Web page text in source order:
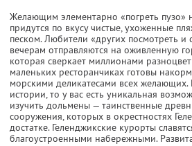
Желающим элементарно «погреть пузо»
придутся по вкусу чистые, ухоженные
песком. Любители «других посмотреть и
вечерам отправляются на оживленную
которая сверкает миллионами
маленьких ресторанчиках готовы
морскими деликатесами всех
истории, то у вас есть уникальная
изучить дольмены — таинственные
сооружения, которых в окрестностях
достатке. Геленджикские курорты
благоустроенными набережными.